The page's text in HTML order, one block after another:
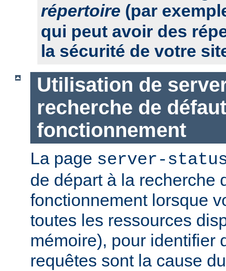
répertoire (par
qui peut avoir des
la sécurité de votre
Utilisation de
recherche de
fonctionnement
La page server-
de départ à la recherche
fonctionnement lorsque
toutes les ressources
mémoire), pour identifier
requêtes sont la cause